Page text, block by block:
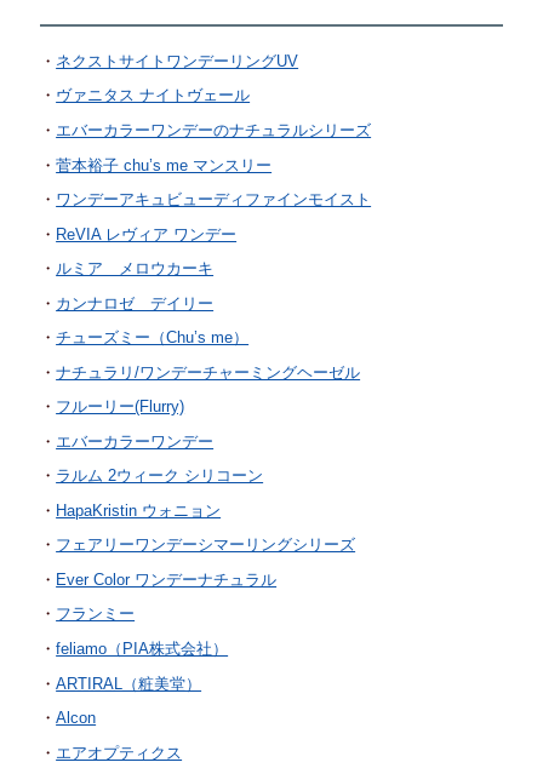
ネクストサイトワンデーリングUV
ヴァニタス ナイトヴェール
エバーカラーワンデーのナチュラルシリーズ
菅本裕子 chu’s me マンスリー
ワンデーアキュビューディファインモイスト
ReVIA レヴィア ワンデー
ルミア メロウカーキ
カンナロゼ デイリー
チューズミー（Chu’s me）
ナチュラリ/ワンデーチャーミングヘーゼル
フルーリー(Flurry)
エバーカラーワンデー
ラルム 2ウィーク シリコーン
HapaKristin ウォニョン
フェアリーワンデーシマーリングシリーズ
Ever Color ワンデーナチュラル
フランミー
feliamo（PIA株式会社）
ARTIRAL（粧美堂）
Alcon
エアオプティクス